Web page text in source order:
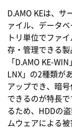
D.AMO KEは、サ
ァイル、データ
トリ単位でファ
存・管理できる
「D.AMO KE-
LNX」の2種類が
アップでき、暗
できるのが特長
るため、HDDの
ムウェアによる